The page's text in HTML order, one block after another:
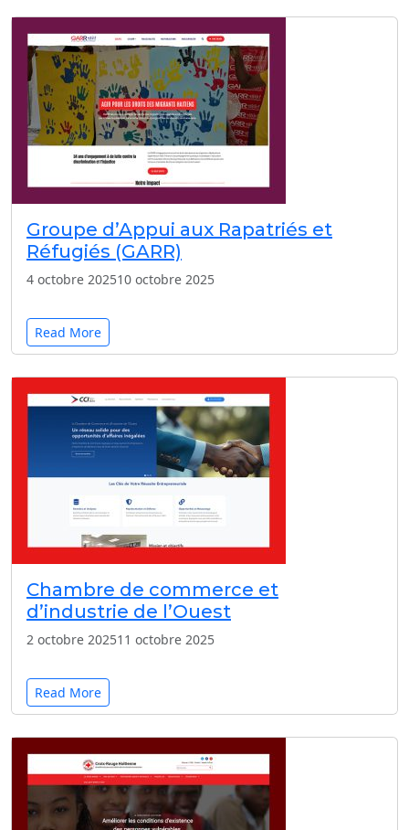
Groupe d’Appui aux Rapatriés et
Réfugiés (GARR)
4 octobre 202510 octobre 2025
Read More
Chambre de commerce et
d’industrie de l’Ouest
2 octobre 202511 octobre 2025
Read More